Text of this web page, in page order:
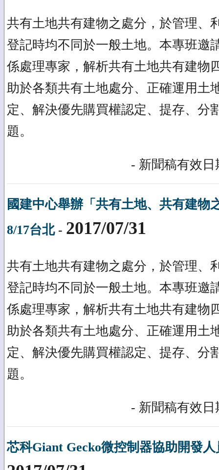
共有土地共有建物之處分，於管理、
登記時均不同於一般土地。本專班邀
係處理專家，解析共有土地共有建物
助於各類共有土地處分、正確運用土
定、解決優先購買權認定、提存、分
題。
- 新聞稿有效日
國建中心舉辦「共有土地、共有建物
8/17台北- 2017/07/31
共有土地共有建物之處分，於管理、
登記時均不同於一般土地。本專班邀
係處理專家，解析共有土地共有建物
助於各類共有土地處分、正確運用土
定、解決優先購買權認定、提存、分
題。
- 新聞稿有效日
芯科Giant Gecko微控制器協助開發